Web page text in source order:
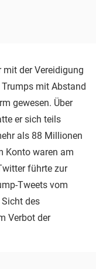
der Vereidigung
mit Abstand
gewesen. Über
er sich teils
als 88 Millionen
Konto waren am
führte zur
Tweets vom
des
Verbot der